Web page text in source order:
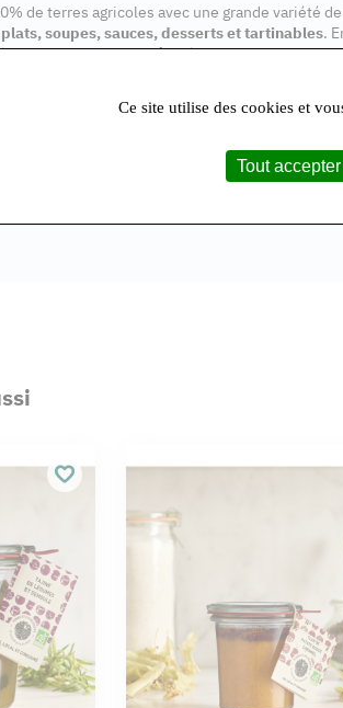
de terres agricoles avec une grande variété de
plats, soupes, sauces, desserts et tartinables.
notre impact est maîtrisé et notre mission est
nos assiettes
Ce site utilise des cookies et
Tout accepter